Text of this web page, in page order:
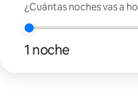
¿Cuántas noches vas a
1 noche